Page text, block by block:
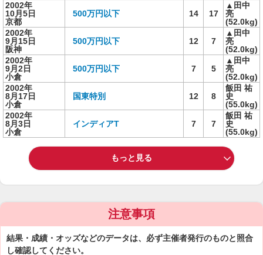
2002年
10月5日
京都
500万円以下 14 17
▲田中
亮
(52.0kg)
2002年
9月15日
阪神
500万円以下 12 7
▲田中
亮
(52.0kg)
2002年
9月2日
小倉
500万円以下 7 5
▲田中
亮
(52.0kg)
2002年
8月17日
小倉
国東特別 12 8
飯田 祐
史
(55.0kg)
2002年
8月3日
小倉
インディアT 7 7
飯田 祐
史
(55.0kg)
もっと見る
注意事項
結果・成績・オッズなどのデータは、必ず主催者発行のものと照合
し確認してください。